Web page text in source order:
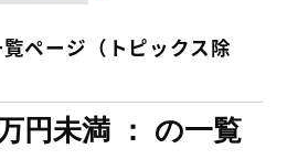
ページ（トピックス除
円未満 ： の一覧